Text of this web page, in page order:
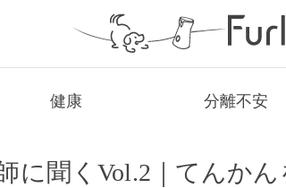
健康 分離不安
に聞くVol.2｜てんか